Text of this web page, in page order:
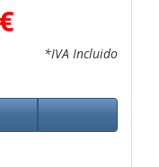
*IVA Incluido